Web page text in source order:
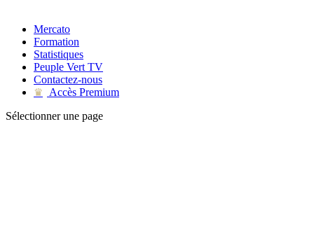
Mercato
Formation
Statistiques
Peuple Vert TV
Contactez-nous
♛
Accès Premium
Sélectionner une page